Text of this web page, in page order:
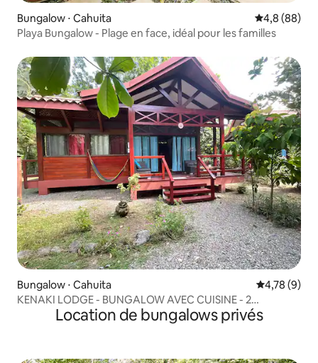
Bungalow ⋅ Cahuita Évaluation
4,8 (88)
Playa Bungalow - Plage en face, idéal pour les familles
Bungalow ⋅ Cahuita Évaluation
4,78 (9)
KENAKI LODGE - BUNGALOW AVEC CUISINE - 2
PERSONNESLocation de bungalows privés